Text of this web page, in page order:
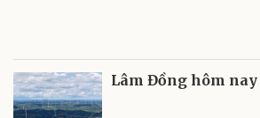
Lâm Đồng hôm